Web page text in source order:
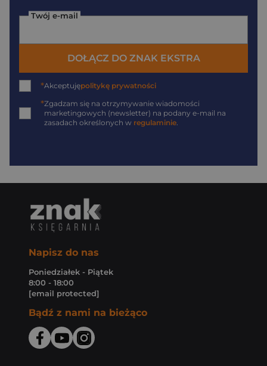
Twój e-mail
DOŁĄCZ DO ZNAK EKSTRA
*Akceptujępolitykę prywatności
*Zgadzam się na otrzymywanie wiadomości
marketingowych (newsletter) na podany e-mail na
zasadach określonych w regulaminie.
Napisz do nas
Poniedziałek - Piątek
8:00 - 18:00
[email protected]
Bądź z nami na bieżąco